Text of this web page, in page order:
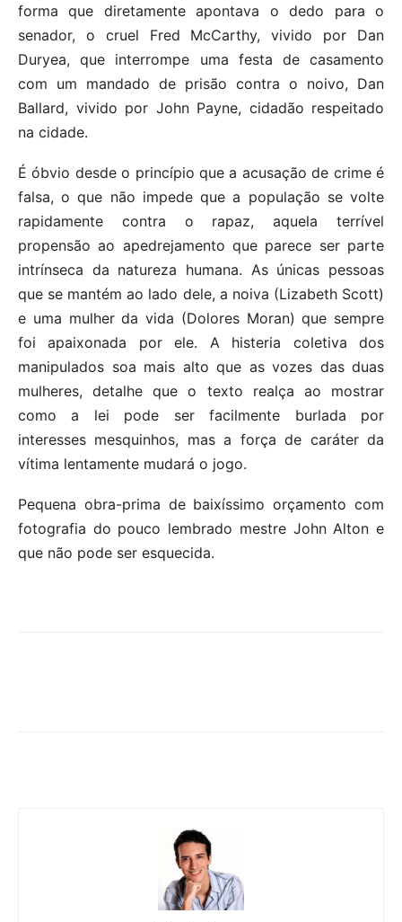
forma que diretamente apontava o dedo para o
senador, o cruel Fred McCarthy, vivido por Dan
Duryea, que interrompe uma festa de casamento
com um mandado de prisão contra o noivo, Dan
Ballard, vivido por John Payne, cidadão respeitado
na cidade.
É óbvio desde o princípio que a acusação de crime é
falsa, o que não impede que a população se volte
rapidamente contra o rapaz, aquela terrível
propensão ao apedrejamento que parece ser parte
intrínseca da natureza humana. As únicas pessoas
que se mantém ao lado dele, a noiva (Lizabeth Scott)
e uma mulher da vida (Dolores Moran) que sempre
foi apaixonada por ele. A histeria coletiva dos
manipulados soa mais alto que as vozes das duas
mulheres, detalhe que o texto realça ao mostrar
como a lei pode ser facilmente burlada por
interesses mesquinhos, mas a força de caráter da
vítima lentamente mudará o jogo.
Pequena obra-prima de baixíssimo orçamento com
fotografia do pouco lembrado mestre John Alton e
que não pode ser esquecida.